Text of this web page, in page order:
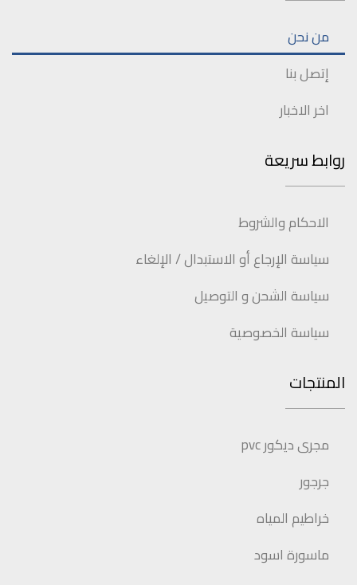
من نحن
إتصل بنا
اخر الاخبار
روابط سريعة
الاحكام والشروط
سياسة الإرجاع أو الاستبدال / الإلغاء
سياسة الشحن و التوصيل
سياسة الخصوصية
المنتجات
مجرى ديكور pvc
جرجور
خراطيم المياه
ماسورة اسود